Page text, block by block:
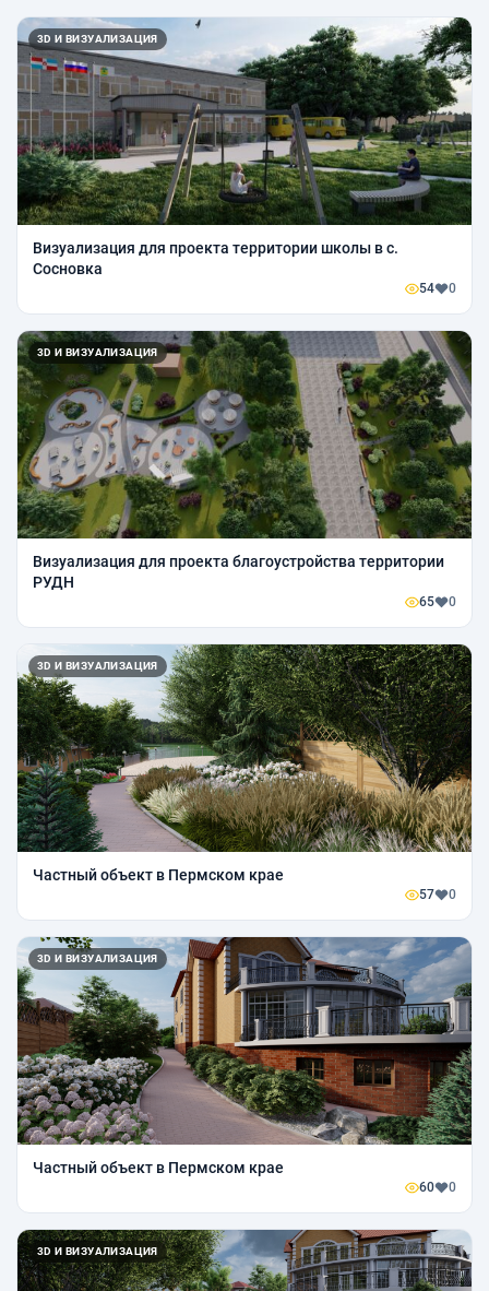
3D И ВИЗУАЛИЗАЦИЯ
Визуализация для проекта территории школы в с.
Сосновка
54 0
3D И ВИЗУАЛИЗАЦИЯ
Визуализация для проекта благоустройства территории
РУДН
65 0
3D И ВИЗУАЛИЗАЦИЯ
Частный объект в Пермском крае
57 0
3D И ВИЗУАЛИЗАЦИЯ
Частный объект в Пермском крае
60 0
3D И ВИЗУАЛИЗАЦИЯ